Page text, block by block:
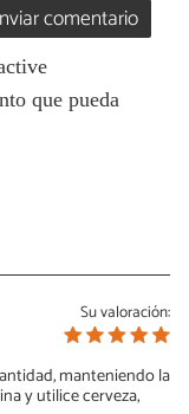
comentario
que pueda
Su valoración:
manteniendo la
y utilice cerveza,